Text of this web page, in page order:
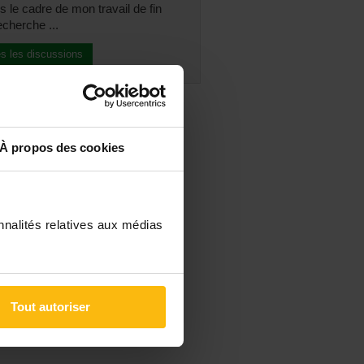
À propos des cookies
relatives aux médias
Tout autoriser
le cadre de mon travail de fin
...
les discussions